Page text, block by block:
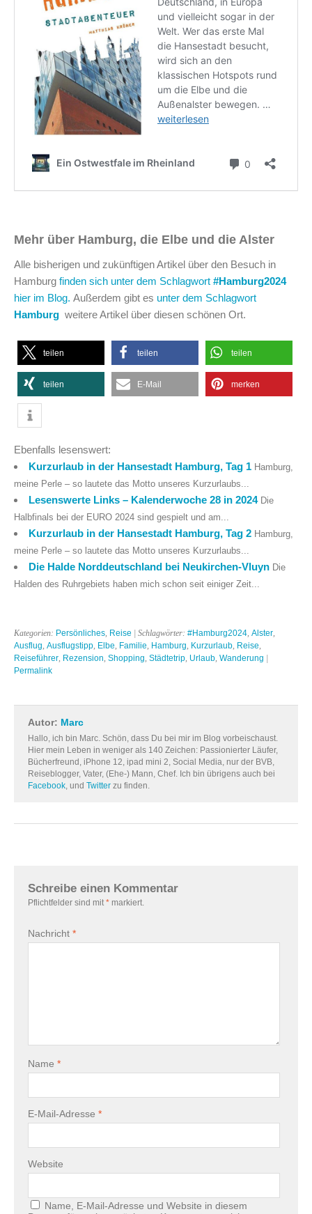
Mehr über Hamburg, die Elbe und die Alster
Alle bisherigen und zukünftigen Artikel über den Besuch in
Hamburg finden sich unter dem Schlagwort #Hamburg2024
hier im Blog. Außerdem gibt es unter dem Schlagwort
Hamburg weitere Artikel über diesen schönen Ort.
teilen teilen teilen
teilen E-Mail merken
Ebenfalls lesenswert:
Kurzurlaub in der Hansestadt Hamburg, Tag 1 Hamburg,
meine Perle – so lautete das Motto unseres Kurzurlaubs...
Lesenswerte Links – Kalenderwoche 28 in 2024 Die
Halbfinals bei der EURO 2024 sind gespielt und am...
Kurzurlaub in der Hansestadt Hamburg, Tag 2 Hamburg,
meine Perle – so lautete das Motto unseres Kurzurlaubs...
Die Halde Norddeutschland bei Neukirchen-Vluyn Die
Halden des Ruhrgebiets haben mich schon seit einiger Zeit...
Kategorien: Persönliches, Reise | Schlagwörter: #Hamburg2024, Alster,
Ausflug, Ausflugstipp, Elbe, Familie, Hamburg, Kurzurlaub, Reise,
Reiseführer, Rezension, Shopping, Städtetrip, Urlaub, Wanderung
Permalink
Autor: Marc
Hallo, ich bin Marc. Schön, dass Du bei mir im Blog vorbeischaust.
Hier mein Leben in weniger als 140 Zeichen: Passionierter Läufer,
Bücherfreund, iPhone 12, ipad mini 2, Social Media, nur der BVB,
Reiseblogger, Vater, (Ehe-) Mann, Chef. Ich bin übrigens auch bei
Facebook, und Twitter zu finden.
Schreibe einen Kommentar
Pflichtfelder sind mit * markiert.
Nachricht *
Name *
E-Mail-Adresse *
Website
Name, E-Mail-Adresse und Website in diesem